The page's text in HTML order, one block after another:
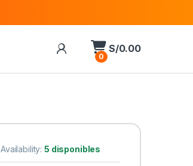
0
S/0.00
Availability:5 disponibles